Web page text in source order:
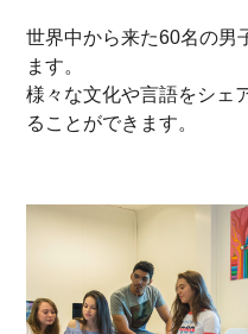
世界中から来た60名の男
ます。
様々な文化や言語をシェ
ることができます。